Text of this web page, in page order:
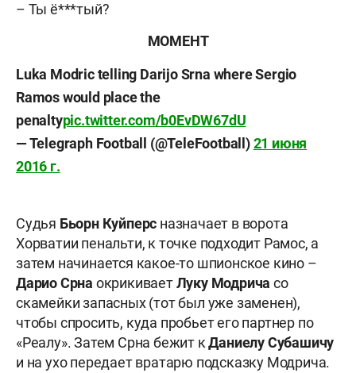
– Ты ё***тый?
МОМЕНТ
Luka Modric telling Darijo Srna where Sergio
Ramos would place the
penaltypic.twitter.com/b0EvDW67dU
— Telegraph Football (@TeleFootball)21 июня
2016 г.
Судья Бьорн Куйперс назначает в ворота
Хорватии пенальти, к точке подходит Рамос, а
затем начинается какое-то шпионское кино –
Дарио Срна окрикиваетЛуку Модрича со
скамейки запасных (тот был уже заменен),
чтобы спросить, куда пробьет его партнер по
«Реалу». Затем Срна бежит кДаниелу Субашичу
и на ухо передает вратарю подсказку Модрича.